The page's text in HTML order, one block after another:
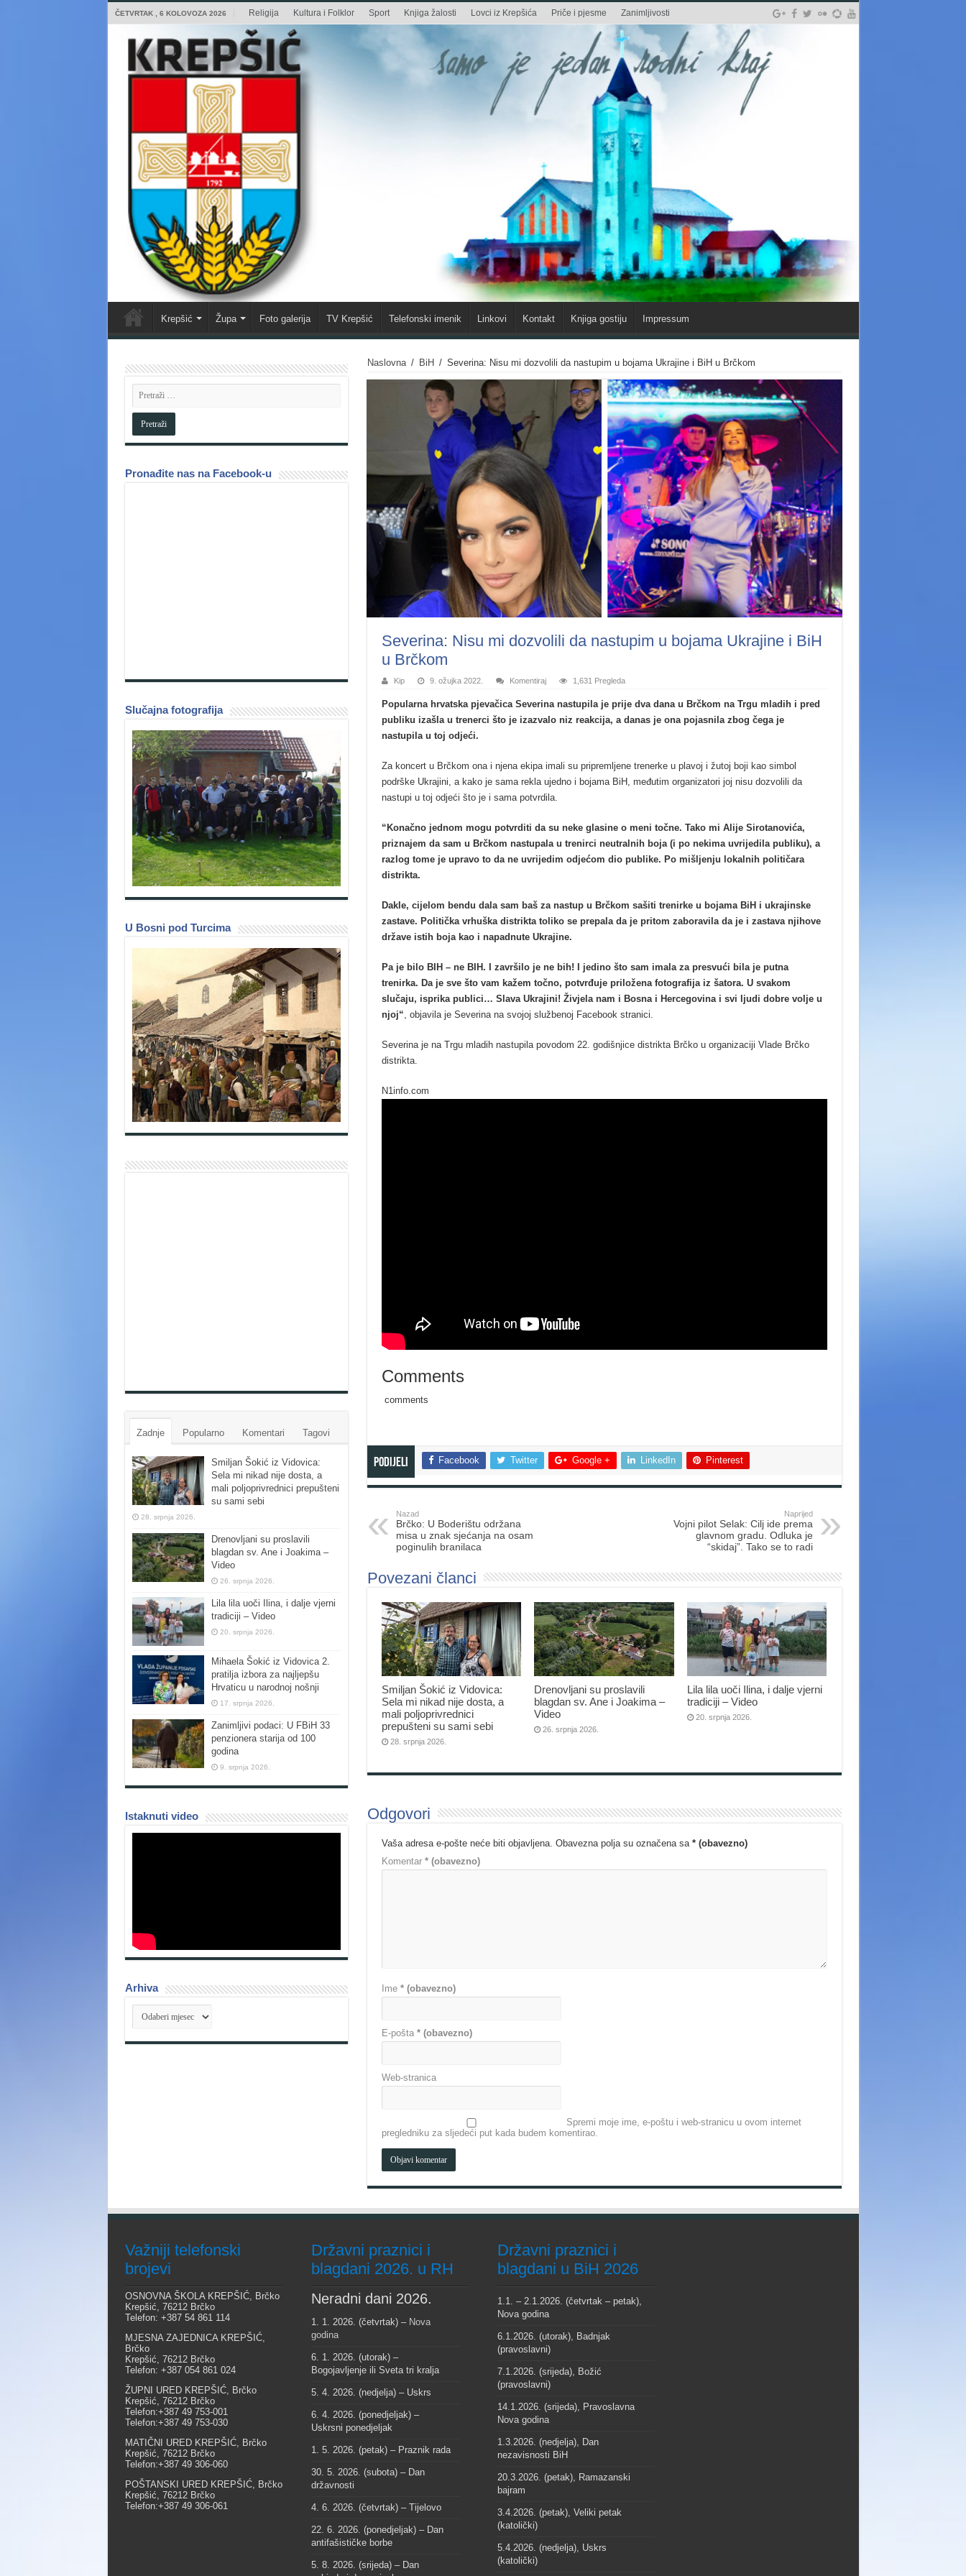
ČETVRTAK , 6 KOLOVOZA 2026 Religija Kultura i Folklor Sport Knjiga žalosti Lovci iz Krepšića Priče i pjesme Zanimljivosti
Krepšić Župa Foto galerija TV Krepšić Telefonski imenik Linkovi Kontakt Knjiga gostiju Impressum
Naslovna / BiH / Severina: Nisu mi dozvolili da nastupim u bojama Ukrajine i BiH u Brčkom
Severina: Nisu mi dozvolili da nastupim u bojama Ukrajine i BiH
u Brčkom
Kip 9. ožujka 2022. Komentiraj 1,631 Pregleda
Popularna hrvatska pjevačica Severina nastupila je prije dva dana u Brčkom na Trgu mladih i pred
publiku izašla u trenerci što je izazvalo niz reakcija, a danas je ona pojasnila zbog čega je
nastupila u toj odjeći.
Za koncert u Brčkom ona i njena ekipa imali su pripremljene trenerke u plavoj i žutoj boji kao simbol
podrške Ukrajini, a kako je sama rekla ujedno i bojama BiH, međutim organizatori joj nisu dozvolili da
nastupi u toj odjeći što je i sama potvrdila.
“Konačno jednom mogu potvrditi da su neke glasine o meni točne. Tako mi Alije Sirotanovića,
priznajem da sam u Brčkom nastupala u trenirci neutralnih boja (i po nekima uvrijedila publiku), a
razlog tome je upravo to da ne uvrijedim odjećom dio publike. Po mišljenju lokalnih političara
distrikta.
Dakle, cijelom bendu dala sam baš za nastup u Brčkom sašiti trenirke u bojama BiH i ukrajinske
zastave. Politička vrhuška distrikta toliko se prepala da je pritom zaboravila da je i zastava njihove
države istih boja kao i napadnute Ukrajine.
Pa je bilo BIH – ne BIH. I završilo je ne bih! I jedino što sam imala za presvući bila je putna
trenirka. Da je sve što vam kažem točno, potvrđuje priložena fotografija iz šatora. U svakom
slučaju, isprika publici… Slava Ukrajini! Živjela nam i Bosna i Hercegovina i svi ljudi dobre volje u
njoj“ , objavila je Severina na svojoj službenoj Facebook stranici.
Severina je na Trgu mladih nastupila povodom 22. godišnjice distrikta Brčko u organizaciji Vlade Brčko
distrikta.
N1info.com
Comments
comments
Podijeli Facebook Twitter Google + LinkedIn Pinterest
Nazad
Brčko: U Boderištu održana
misa u znak sjećanja na osam
poginulih branilaca
Naprijed
Vojni pilot Selak: Cilj ide prema
glavnom gradu. Odluka je
“skidaj”. Tako se to radi
Povezani članci
Smiljan Šokić iz Vidovica:
Sela mi nikad nije dosta, a
mali poljoprivrednici
prepušteni su sami sebi
28. srpnja 2026.
Drenovljani su proslavili
blagdan sv. Ane i Joakima –
Video
26. srpnja 2026.
Lila lila uoči Ilina, i dalje vjerni
tradiciji – Video
20. srpnja 2026.
Odgovori
Vaša adresa e-pošte neće biti objavljena. Obavezna polja su označena sa * (obavezno)
Komentar * (obavezno)
Ime * (obavezno)
E-pošta * (obavezno)
Web-stranica
Spremi moje ime, e-poštu i web-stranicu u ovom internet
pregledniku za sljedeći put kada budem komentirao.
Pronađite nas na Facebook-u
Slučajna fotografija
U Bosni pod Turcima
Zadnje Popularno Komentari Tagovi
Smiljan Šokić iz Vidovica:
Sela mi nikad nije dosta, a
mali poljoprivrednici prepušteni
su sami sebi
28. srpnja 2026.
Drenovljani su proslavili
blagdan sv. Ane i Joakima –
Video
26. srpnja 2026.
Lila lila uoči Ilina, i dalje vjerni
tradiciji – Video
20. srpnja 2026.
Mihaela Šokić iz Vidovica 2.
pratilja izbora za najljepšu
Hrvaticu u narodnoj nošnji
17. srpnja 2026.
Zanimljivi podaci: U FBiH 33
penzionera starija od 100
godina
9. srpnja 2026.
Istaknuti video
Arhiva
Arhiva
Važniji telefonski
brojevi
OSNOVNA ŠKOLA KREPŠIĆ, Brčko
Krepšić, 76212 Brčko
Telefon: +387 54 861 114
MJESNA ZAJEDNICA KREPŠIĆ,
Brčko
Krepšić, 76212 Brčko
Telefon: +387 054 861 024
ŽUPNI URED KREPŠIĆ, Brčko
Krepšić, 76212 Brčko
Telefon:+387 49 753-001
Telefon:+387 49 753-030
MATIČNI URED KREPŠIĆ, Brčko
Krepšić, 76212 Brčko
Telefon:+387 49 306-060
POŠTANSKI URED KREPŠIĆ, Brčko
Krepšić, 76212 Brčko
Telefon:+387 49 306-061
Državni praznici i
blagdani 2026. u RH
Neradni dani 2026.
1. 1. 2026. (četvrtak) – Nova
godina
6. 1. 2026. (utorak) –
Bogojavljenje ili Sveta tri kralja
5. 4. 2026. (nedjelja) – Uskrs
6. 4. 2026. (ponedjeljak) –
Uskrsni ponedjeljak
1. 5. 2026. (petak) – Praznik rada
30. 5. 2026. (subota) – Dan
državnosti
4. 6. 2026. (četvrtak) – Tijelovo
22. 6. 2026. (ponedjeljak) – Dan
antifašističke borbe
5. 8. 2026. (srijeda) – Dan
Državni praznici i
blagdani u BiH 2026
1.1. – 2.1.2026. (četvrtak – petak),
Nova godina
6.1.2026. (utorak), Badnjak
(pravoslavni)
7.1.2026. (srijeda), Božić
(pravoslavni)
14.1.2026. (srijeda), Pravoslavna
Nova godina
1.3.2026. (nedjelja), Dan
nezavisnosti BiH
20.3.2026. (petak), Ramazanski
bajram
3.4.2026. (petak), Veliki petak
(katolički)
5.4.2026. (nedjelja), Uskrs
(katolički)